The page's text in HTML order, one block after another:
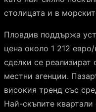
столицата и в
Пловдив поддържа
цена около 1 212
сделки се реализират
местни агенции.
високия тренд със
Най-скъпите